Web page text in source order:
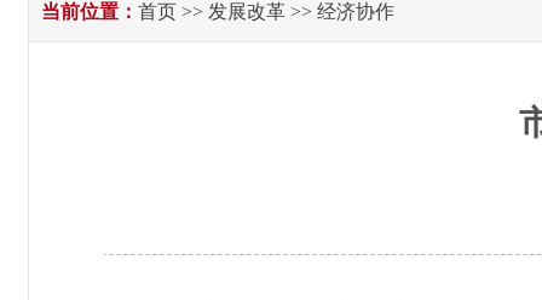
当前位置： 首页 >> 发展改革 >> 经济协作